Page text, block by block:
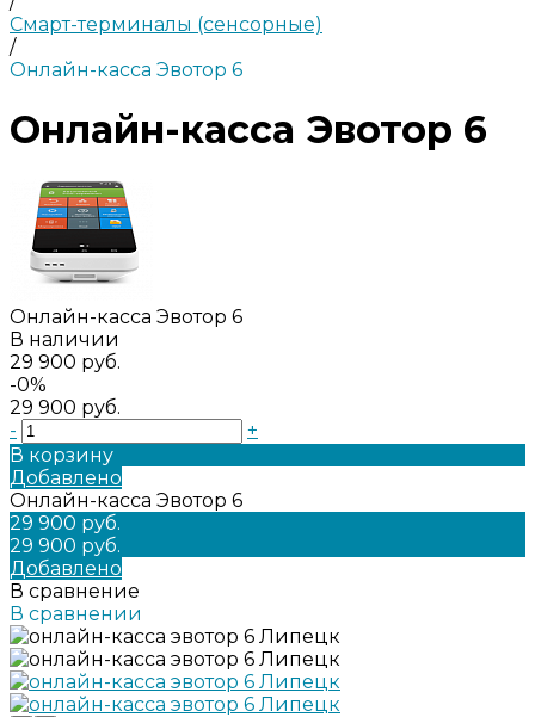
Смарт-терминалы (сенсорные)
/
Онлайн-касса Эвотор 6
Онлайн-касса Эвотор 6
Онлайн-касса Эвотор 6
В наличии
29 900 руб.
-0%
29 900 руб.
-
+
В корзину
Добавлено
Онлайн-касса Эвотор 6
29 900 руб.
29 900 руб.
Добавлено
В сравнение
В сравнении